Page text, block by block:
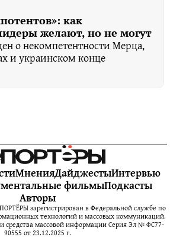
как
желают, но не могут
о некомпетентности Мерца,
и украинском конце
МненияДайджестыИнтервью
фильмыПодкасты
Авторы
зарегистрирован в Федеральной службе по
технологий и массовых коммуникаций.
средства массовой информации Серия Эл № ФС77-
90555 от 23.12.2025 г.